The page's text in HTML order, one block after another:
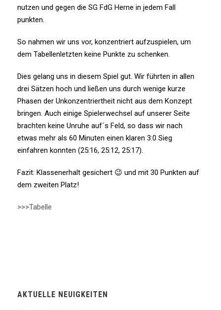
nutzen und gegen die SG FdG Herne in jedem Fall
punkten.
So nahmen wir uns vor, konzentriert aufzuspielen, um
dem Tabellenletzten keine Punkte zu schenken.
Dies gelang uns in diesem Spiel gut. Wir führten in allen
drei Sätzen hoch und ließen uns durch wenige kurze
Phasen der Unkonzentriertheit nicht aus dem Konzept
bringen. Auch einige Spielerwechsel auf unserer Seite
brachten keine Unruhe auf´s Feld, so dass wir nach
etwas mehr als 60 Minuten einen klaren 3:0 Sieg
einfahren konnten (25:16, 25:12, 25:17).
Fazit: Klassenerhalt gesichert 😉 und mit 30 Punkten auf
dem zweiten Platz!
>>>Tabelle
AKTUELLE NEUIGKEITEN